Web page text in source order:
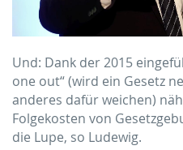
Und: Dank der 2015
one out“ (wird ein Gesetz
anderes dafür weichen)
Folgekosten von
die Lupe, so Ludewig.